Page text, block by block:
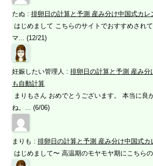
たぬ : 排卵日の計算と予測 産み分け中国式カレ
はじめまして こちらのサイトでおすすめされ
マ... (12/21)
妊娠したい管理人 : 排卵日の計算と予測 産み分
も自動計算
まりもさん おめでとうございます。 本当に良
ね。... (6/06)
まりも : 排卵日の計算と予測 産み分け中国式カ
はじめまして〜 高温期のモヤモヤ期にこちら